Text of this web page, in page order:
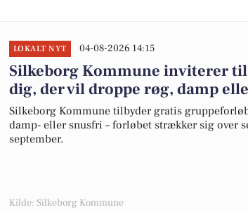
LOKALT NYT 04-08-2026 14:15
Silkeborg Kommune inviterer
dig, der vil droppe røg, damp
Silkeborg Kommune tilbyder gratis
damp- eller snusfri – forløbet strækker sig over
september.
Kilde: Silkeborg Kommune